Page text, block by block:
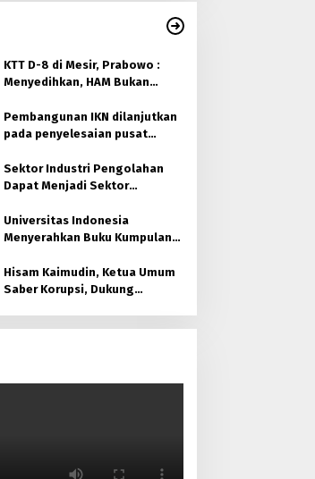
KTT D-8 di Mesir, Prabowo :
Menyedihkan, HAM Bukan
Pembangunan IKN dilanjutkan
pada penyelesaian pusat
Sektor Industri Pengolahan
Dapat Menjadi Sektor
Universitas Indonesia
Menyerahkan Buku Kumpulan
Ibu kota Nusantara (OIKN)
Hisam Kaimudin, Ketua Umum
Saber Korupsi, Dukung